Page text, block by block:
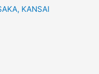
KANSAI